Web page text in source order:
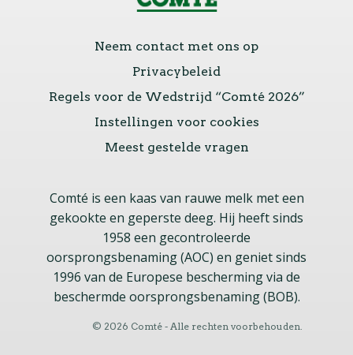
Neem contact met ons op
Privacybeleid
Regels voor de Wedstrijd “Comté 2026”
Instellingen voor cookies
Meest gestelde vragen
Comté is een kaas van rauwe melk met een
gekookte en geperste deeg. Hij heeft sinds
1958 een gecontroleerde
oorsprongsbenaming (AOC) en geniet sinds
1996 van de Europese bescherming via de
beschermde oorsprongsbenaming (BOB).
© 2026 Comté - Alle rechten voorbehouden.